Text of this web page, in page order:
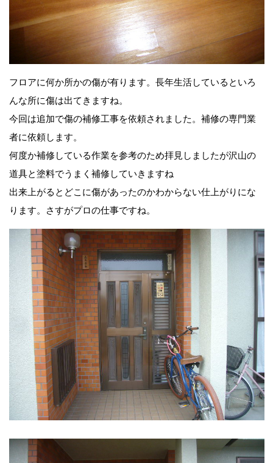
フロアに何か所かの傷が有ります。長年生活しているといろ
んな所に傷は出てきますね。
今回は追加で傷の補修工事を依頼されました。補修の専門業
者に依頼します。
何度か補修している作業を参考のため拝見しましたが沢山の
道具と塗料でうまく補修していきますね
出来上がるとどこに傷があったのかわからない仕上がりにな
ります。さすがプロの仕事ですね。